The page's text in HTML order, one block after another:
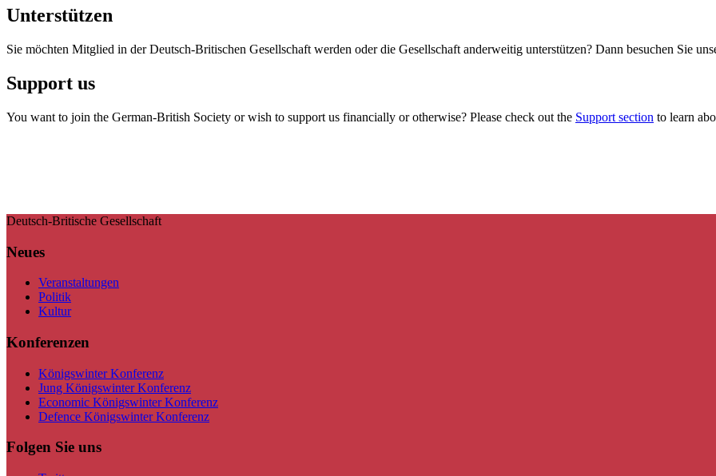
Unterstützen
Sie möchten Mitglied in der Deutsch-Britischen Gesellschaft werden oder die Gesellschaft anderweitig unterstützen? Dann besuchen Sie
Support us
You want to join the German-British Society or wish to support us financially or otherwise? Please check out the Support section to learn
Deutsch-Britische Gesellschaft
Neues
Veranstaltungen
Politik
Kultur
Konferenzen
Königswinter Konferenz
Jung Königswinter Konferenz
Economic Königswinter Konferenz
Defence Königswinter Konferenz
Folgen Sie uns